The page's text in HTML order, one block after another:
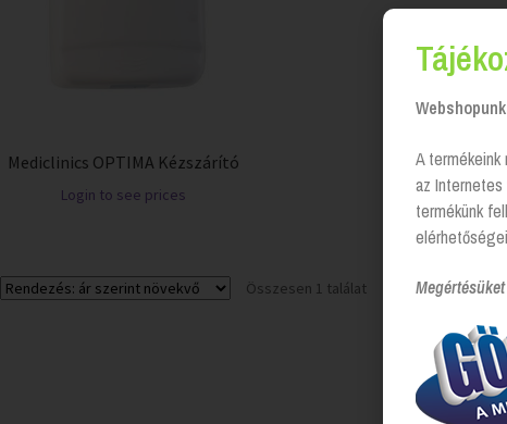
Mediclinics OPTIMA Kézszárító
Login to see prices
Összesen 1 találat
A
az Internetes
termékünk